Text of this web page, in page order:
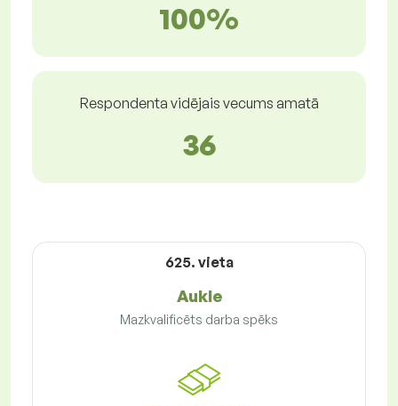
100%
Respondenta vidējais vecums amatā
36
625. vieta
Aukle
Mazkvalificēts darba spēks